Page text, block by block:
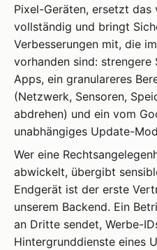
Pixel-Geräten, ersetzt
vollständig und bringt
Verbesserungen mit, die
vorhanden sind: strengere
Apps, ein granulareres
(Netzwerk, Sensoren,
abdrehen) und ein vom
unabhängiges Update-
Wer eine
abwickelt, übergibt
Endgerät ist der erste
unserem Backend. Ein
an Dritte sendet, Werbe-
Hintergrunddienste eines